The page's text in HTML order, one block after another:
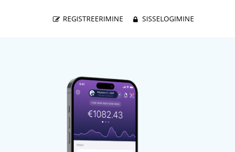
REGISTREERIMINE SISSELOGIMINE